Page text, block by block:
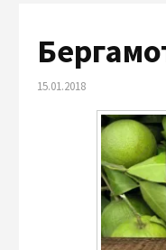
15.01.2018